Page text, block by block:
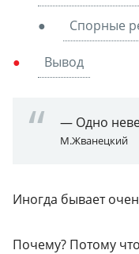
Спорные
Вывод
— Одно
М.Жванецкий
Иногда бывает
Почему? Потому